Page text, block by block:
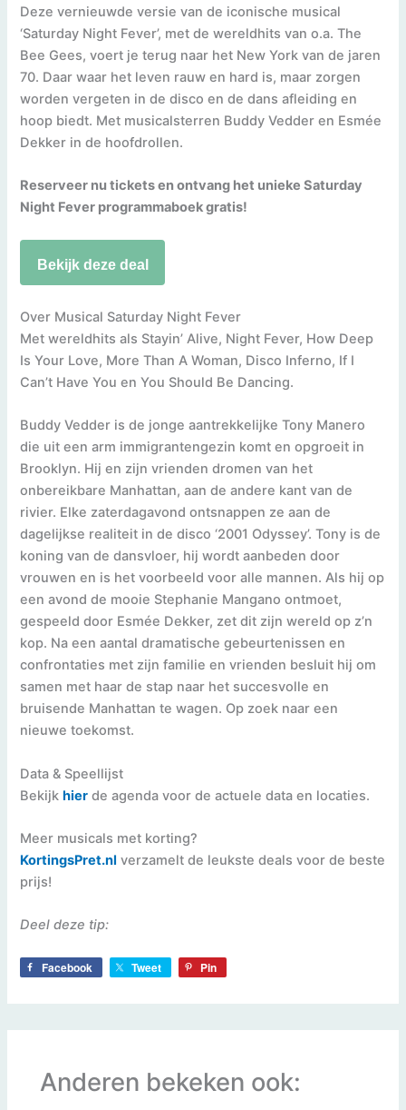
Deze vernieuwde versie van de iconische musical
‘Saturday Night Fever’, met de wereldhits van o.a. The
Bee Gees, voert je terug naar het New York van de jaren
70. Daar waar het leven rauw en hard is, maar zorgen
worden vergeten in de disco en de dans afleiding en
hoop biedt. Met musicalsterren Buddy Vedder en Esmée
Dekker in de hoofdrollen.
Reserveer nu tickets en ontvang het unieke Saturday
Night Fever programmaboek gratis!
Bekijk deze deal
Over Musical Saturday Night Fever
Met wereldhits als Stayin’ Alive, Night Fever, How Deep
Is Your Love, More Than A Woman, Disco Inferno, If I
Can’t Have You en You Should Be Dancing.
Buddy Vedder is de jonge aantrekkelijke Tony Manero
die uit een arm immigrantengezin komt en opgroeit in
Brooklyn. Hij en zijn vrienden dromen van het
onbereikbare Manhattan, aan de andere kant van de
rivier. Elke zaterdagavond ontsnappen ze aan de
dagelijkse realiteit in de disco ‘2001 Odyssey’. Tony is de
koning van de dansvloer, hij wordt aanbeden door
vrouwen en is het voorbeeld voor alle mannen. Als hij op
een avond de mooie Stephanie Mangano ontmoet,
gespeeld door Esmée Dekker, zet dit zijn wereld op z’n
kop. Na een aantal dramatische gebeurtenissen en
confrontaties met zijn familie en vrienden besluit hij om
samen met haar de stap naar het succesvolle en
bruisende Manhattan te wagen. Op zoek naar een
nieuwe toekomst.
Data & Speellijst
Bekijkhier de agenda voor de actuele data en locaties.
Meer musicals met korting?
KortingsPret.nl verzamelt de leukste deals voor de beste
prijs!
Deel deze tip:
Facebook Tweet Pin
Anderen bekeken ook: